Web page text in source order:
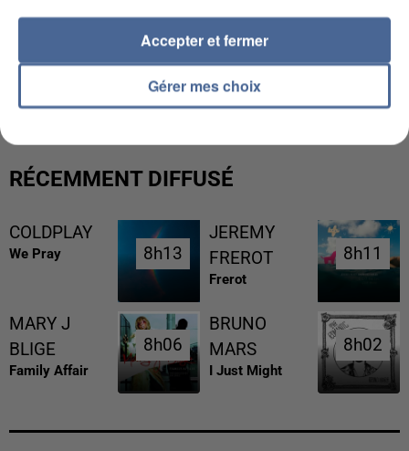
LES DONNÉES DE 300 000 CLIENTS DÉROBÉES À
INTERMARCHÉ APRÈS UNE...
RÉCEMMENT DIFFUSÉ
COLDPLAY
We Pray 8h13
8h13
JEREMY
FREROT
Frerot
8h11
8h11
MARY J
BLIGE
Family Affair
8h06
8h06
BRUNO
MARS
I Just Might
8h02
8h02
Gérer mes choix
Accepter et fermer